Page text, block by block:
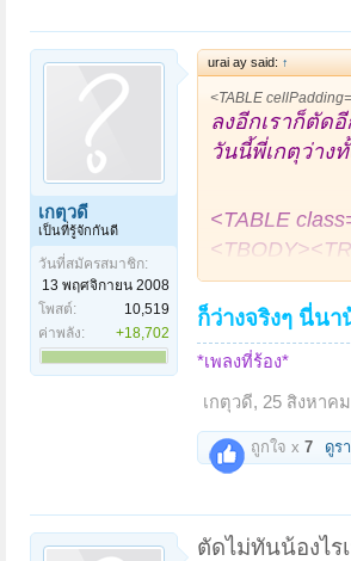
เกตุวดี
เป็นที่รู้จักกันดี
วันที่สมัครสมาชิก:
13 พฤศจิกายน 2008
โพสต์:
10,519
ค่าพลัง:
+18,702
urai ay said: ↑
<TABLE
ลงอีกเราก็ตัด
วันนี้พี่เกตุว่าง
<TABLE
2 คน และ บุคค
แนะนำเรื่องเด่น] </
</TD></
555ช้าไปแล้วพ่
ก็ว่างจริงๆ นี่น
*เพลงที่ร้อง*
เกตุวดี, 25 สิงหาค
ถูกใจ x 7 ดูร
ตัดไม่ทันน้องไร